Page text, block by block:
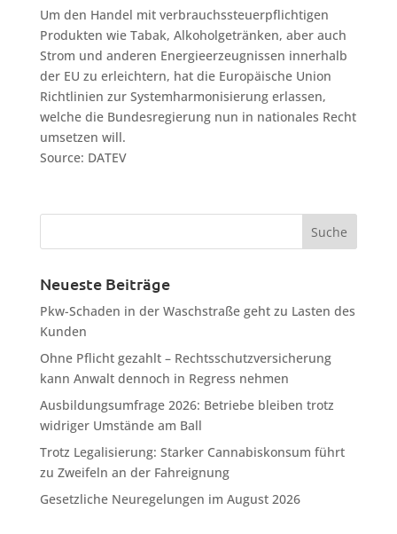
Um den Handel mit verbrauchssteuerpflichtigen
Produkten wie Tabak, Alkoholgetränken, aber auch
Strom und anderen Energieerzeugnissen innerhalb
der EU zu erleichtern, hat die Europäische Union
Richtlinien zur Systemharmonisierung erlassen,
welche die Bundesregierung nun in nationales Recht
umsetzen will.
Source: DATEV
Neueste Beiträge
Pkw-Schaden in der Waschstraße geht zu Lasten des
Kunden
Ohne Pflicht gezahlt – Rechtsschutzversicherung
kann Anwalt dennoch in Regress nehmen
Ausbildungsumfrage 2026: Betriebe bleiben trotz
widriger Umstände am Ball
Trotz Legalisierung: Starker Cannabiskonsum führt
zu Zweifeln an der Fahreignung
Gesetzliche Neuregelungen im August 2026